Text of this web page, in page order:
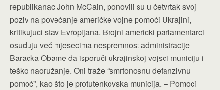
republikanac John McCain, ponovili su u četvrtak svoj
poziv na povećanje američke vojne pomoći Ukrajini,
kritikujući stav Evropljana. Brojni američki parlamentarci
osuđuju već mjesecima nespremnost administracije
Baracka Obame da isporuči ukrajinskoj vojsci municiju i
teško naoružanje. Oni traže “smrtonosnu defanzivnu
pomoć”, kao što je protutenkovska municija. – Pomoći